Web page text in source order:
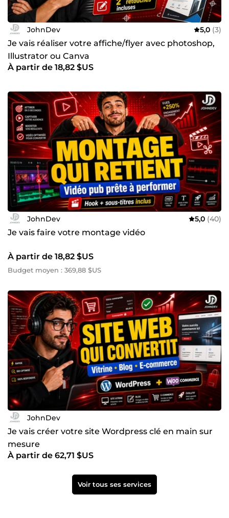
JohnDev 5,0 (3)
Je vais réaliser votre affiche/flyer avec photoshop,
Illustrator ou Canva
À partir de 18,82 $US
JohnDev 5,0 (40)
Je vais faire votre montage vidéo
À partir de 18,82 $US
Budget moyen : 369,88 $US
JohnDev
Je vais créer votre site Wordpress clé en main sur
mesure
À partir de 62,71 $US
Voir tous ses services